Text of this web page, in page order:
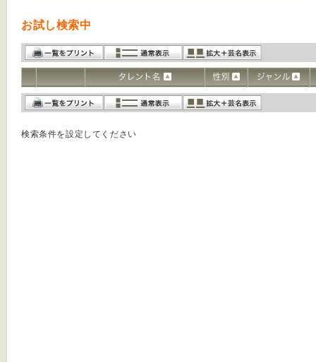
お試し検索中
検索条件を設定してください